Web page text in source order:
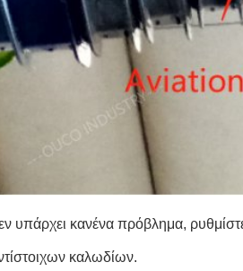
υπάρχει κανένα πρόβλημα,
καλωδίων.